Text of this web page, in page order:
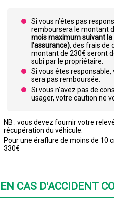
Si vous n’êtes pas
remboursera le montant
mois maximum suivant
l’assurance), des frais de
montant de 230€ seront
subi par le propriétaire.
Si vous êtes
sera pas remboursée.
Si vous n'avez pas de
usager, votre caution ne
NB : vous devez fournir votre
récupération du véhicule.
Pour une éraflure de moins de 10
330€
EN CAS D'ACCIDENT